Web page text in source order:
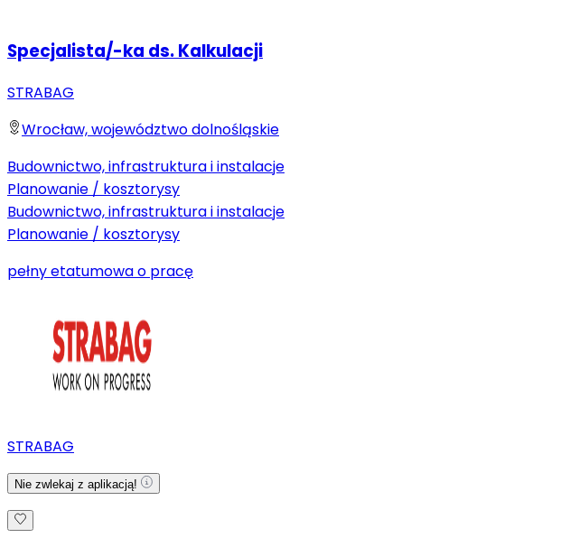
Specjalista/-ka ds. Kalkulacji
STRABAG
Wrocław, województwo dolnośląskie
Budownictwo, infrastruktura i instalacje
Planowanie / kosztorysy
Budownictwo, infrastruktura i instalacje
Planowanie / kosztorysy
pełny etatumowa o pracę
STRABAG
Nie zwlekaj z aplikacją!